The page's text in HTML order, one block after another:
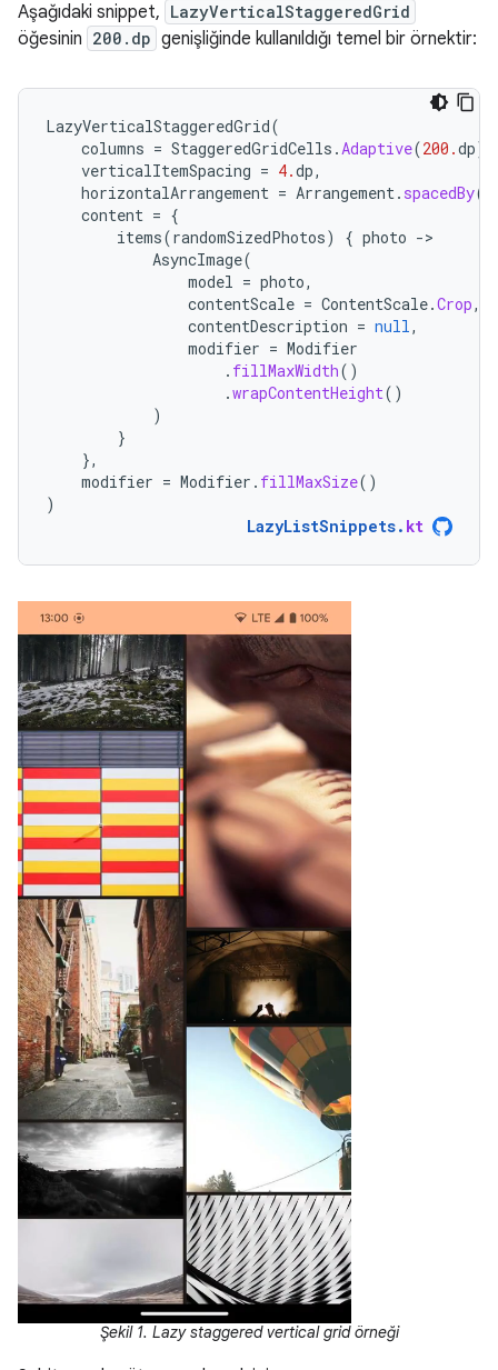
Aşağıdaki snippet, LazyVerticalStaggeredGrid
öğesinin 200.dp genişliğinde kullanıldığı temel bir örnektir:
LazyVerticalStaggeredGrid(
columns = StaggeredGridCells .Adaptive(200.dp),
verticalItemSpacing = 4.dp,
horizontalArrangement = Arrangement. spacedBy(
content = {
items(randomSizedPhotos) { photo -
AsyncImage(
model = photo,
contentScale = ContentScale.Crop,
contentDescription = null,
modifier = Modifier
. fillMaxWidth()
.wrapContentHeight()
)
}
},
modifier = Modifier . fillMaxSize()
)
LazyListSnippets. kt
Şekil 1. Lazy staggered vertical grid örneği